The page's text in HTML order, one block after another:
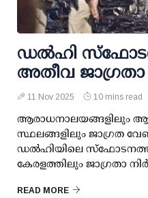
ഡല്‍ഹി
അതീവ ജാഗ്രതാ
11 Nov 2025 10 mins read
ആരാധനാലയങ്ങളിലും
സ്ഥലങ്ങളിലും ജാഗ്രത
ഡല്‍ഹിയിലെ
കേരളത്തിലും ജാഗ്രതാ
READ MORE